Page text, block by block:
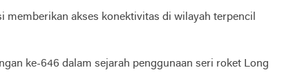
akses konektivitas di wilayah terpencil
ke-646 dalam sejarah penggunaan seri roket Long